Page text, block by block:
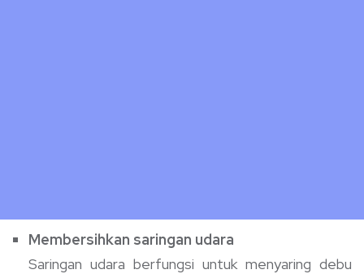
Membersihkan saringan udara
Saringan udara berfungsi untuk menyaring debu